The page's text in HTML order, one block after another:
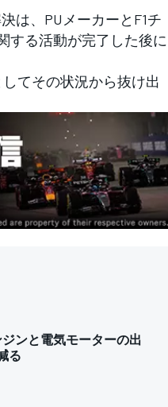
は、PUメーカーとF1チ
する活動が完了した後に
てその状況から抜け出
ンと電気モーターの出
る